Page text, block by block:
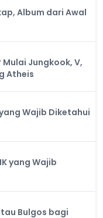
Album dari Awal
Mulai Jungkook, V,
Atheis
yang Wajib Diketahui
yang Wajib
Bulgos bagi